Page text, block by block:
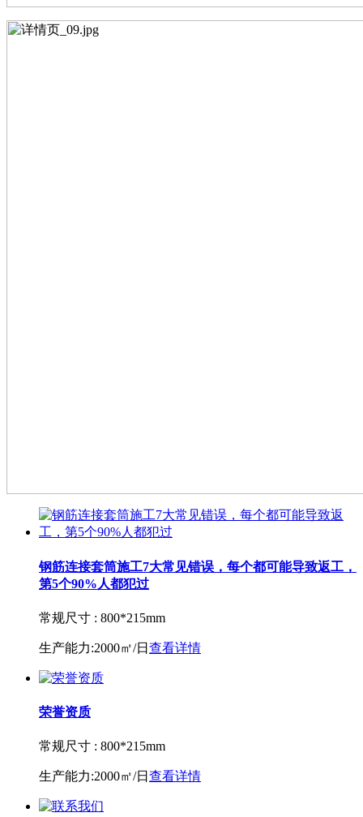
钢筋连接套筒施工7大常见错误，每个都可能导致返工，
第5个90%人都犯过
常规尺寸 : 800*215mm
生产能力:2000㎡/日 查看详情
荣誉资质
常规尺寸 : 800*215mm
生产能力:2000㎡/日 查看详情